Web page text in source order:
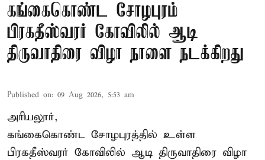
கங்கைகொண்ட சோழபுரம்
பிரகதீஸ்வரர் கோவிலில் ஆடி
திருவாதிரை விழா நாளை நடக்கிறது
Published on: 09 Aug 2026, 5:53 am
அரியலூர்,
கங்கைகொண்ட சோழபுரத்தில் உள்ள
பிரகதீஸ்வரர் கோவிலில் ஆடி திருவாதிரை விழா